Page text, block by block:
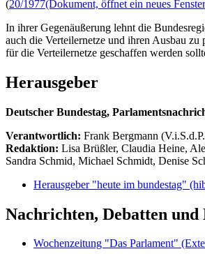
(20/1977(Dokument, öffnet ein neues
In ihrer Gegenäußerung lehnt die
auch die Verteilernetze und ihren Ausbau
für die Verteilernetze geschaffen werden
Herausgeber
Deutscher Bundestag,
Verantwortlich: Frank Bergmann
Redaktion: Lisa Brüßler, Claudia Heine,
Sandra Schmid, Michael Schmidt, Denise
Herausgeber "heute im bundestag"
Nachrichten, Debatten
Wochenzeitung "Das Parlament"